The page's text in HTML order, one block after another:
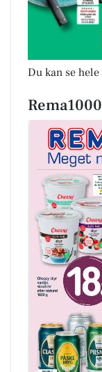
Du kan se hele
Rema1000